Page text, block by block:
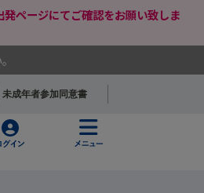
ページにてご確認をお願い致しま
未成年者参加同意書